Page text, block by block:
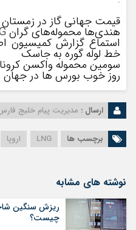
قیمت جهانی گاز در
هندی‌ها محموله‌های گران LNG را پس دادند
خط لوله گوره به جاسک
سومین محموله واکسن
روز خوب بورس ها در جهان
ارسال : مدیریت پیام خلیج
برچسب ها LNG اروپا
نوشته های مشابه
ریزش سنگین
چیست؟